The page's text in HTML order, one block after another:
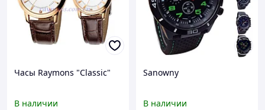
Часы Raymons "Classic"
В наличии
Sanowny
В наличии